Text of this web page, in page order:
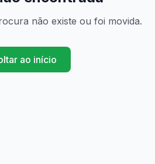
não existe ou foi movida.
ao início